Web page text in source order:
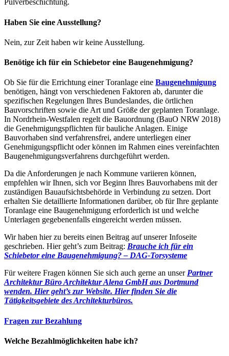
Pulverbeschichtung.
Haben Sie eine Ausstellung?
Nein, zur Zeit haben wir keine Ausstellung.
Benötige ich für ein Schiebetor eine Baugenehmigung?
Ob Sie für die Errichtung einer Toranlage eine Baugenehmigung
benötigen, hängt von verschiedenen Faktoren ab, darunter die
spezifischen Regelungen Ihres Bundeslandes, die örtlichen
Bauvorschriften sowie die Art und Größe der geplanten Toranlage.
In Nordrhein-Westfalen regelt die Bauordnung (BauO NRW 2018)
die Genehmigungspflichten für bauliche Anlagen. Einige
Bauvorhaben sind verfahrensfrei, andere unterliegen einer
Genehmigungspflicht oder können im Rahmen eines vereinfachten
Baugenehmigungsverfahrens durchgeführt werden.
Da die Anforderungen je nach Kommune variieren können,
empfehlen wir Ihnen, sich vor Beginn Ihres Bauvorhabens mit der
zuständigen Bauaufsichtsbehörde in Verbindung zu setzen. Dort
erhalten Sie detaillierte Informationen darüber, ob für Ihre geplante
Toranlage eine Baugenehmigung erforderlich ist und welche
Unterlagen gegebenenfalls eingereicht werden müssen.
Wir haben hier zu bereits einen Beitrag auf unserer Infoseite
geschrieben. Hier geht’s zum Beitrag: Brauche ich für ein
Schiebetor eine Baugenehmigung? – DAG-Torsysteme
Für weitere Fragen können Sie sich auch gerne an unser Partner
Architektur Büro Architektur Alena GmbH aus Dortmund
wenden. Hier geht’s zur Website. Hier finden Sie die
Tätigkeitsgebiete des Architekturbüros.
Fragen zur Bezahlung
Welche Bezahlmöglichkeiten habe ich?